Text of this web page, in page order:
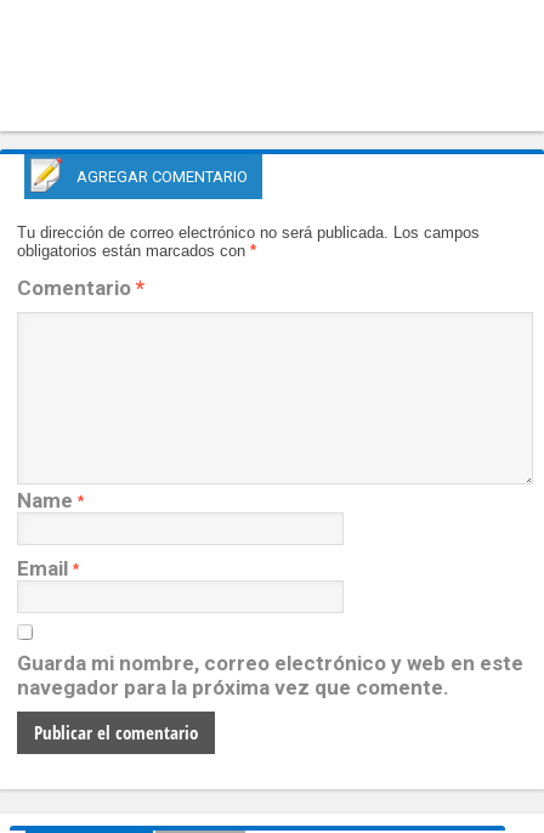
AGREGAR COMENTARIO
Tu dirección de correo electrónico no será publicada. Los campos
obligatorios están marcados con *
Comentario *
Name *
Email *
Guarda mi nombre, correo electrónico y web en este
navegador para la próxima vez que comente.